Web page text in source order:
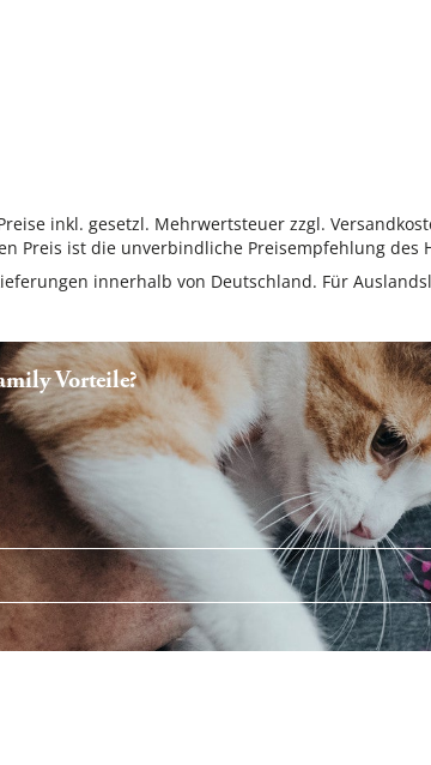
inkl. gesetzl. Mehrwertsteuer zzgl.
Preis ist die unverbindliche Preisempfehlung
innerhalb von Deutschland. Für
Vorteile?